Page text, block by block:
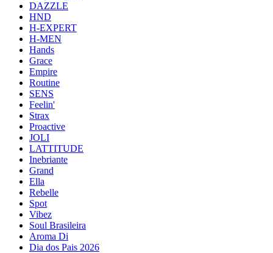
DAZZLE
HND
H-EXPERT
H-MEN
Hands
Grace
Empire
Routine
SENS
Feelin'
Strax
Proactive
JOLI
LATTITUDE
Inebriante
Grand
Ella
Rebelle
Spot
Vibez
Soul Brasileira
Aroma Di
Dia dos Pais 2026